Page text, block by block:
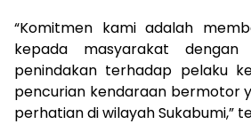
“Komitmen kami adalah
kepada masyarakat dengan
penindakan terhadap pelaku
pencurian kendaraan bermotor
perhatian di wilayah Sukabumi,”